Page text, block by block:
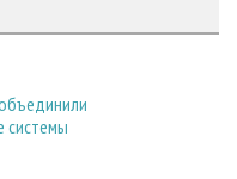
системы